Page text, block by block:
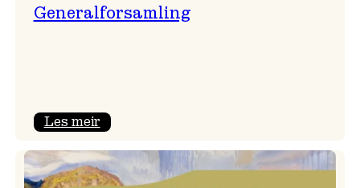
Generalforsamling
Les meir: